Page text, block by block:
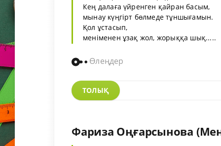
Кең далаға үйренген қайран басым,
мынау күңгірт бөлмеде тұншығамын.
Қол ұстасып,
меніменен ұзақ жол, жорыққа шық.....
Өлеңдер
ТОЛЫҚ
Фариза Оңғарсынова